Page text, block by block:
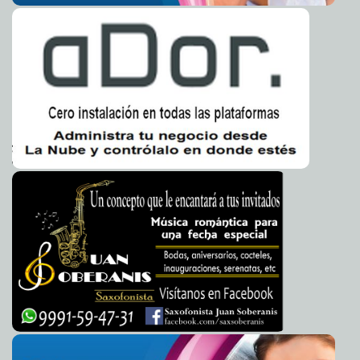
2016-05-05 08:06:42 Castañeda considera un erro subestimar a Trump
Eduardo Ignacio Ramos Pérez
2016-05-05 08:04:55 Aeroméxico y Delta llegan a un acuerdo
2016-05-05 07:56:39 Asma no impide realizar actividades profesionales
Armando León Borges
2016-05-05 07:53:48 Apple peleará el nombre Iphone en China
León Borges
2016-05-05 07:50:17 Prince donaba millones de dólares a niños afganos
Jorge Armando León Borges
2016-05-05 07:44:21 China crea robot-policía Jorge Armando León Borges
2016-05-05 07:42:55 Hipertensión pulmonar afecta a mujeres en edad
Jorge Armando León Borges
2016-05-05 07:41:06 Rumer Willis se queja de ser photoshopeada
Armando León Borges
2016-05-05 07:38:32 Reik no le tiene miedo al reggaetón Claudia Sofía Gómez
Infante
2016-05-05 07:37:07 Madonna defiende vestido que uso en gala
2016-05-05 07:31:33 Fox, preocupado por la pérdida de empleos si gana
Trump Claudia Sofía Gómez Infante
History Channel hará serie sobre El Chapo Jorge Armando